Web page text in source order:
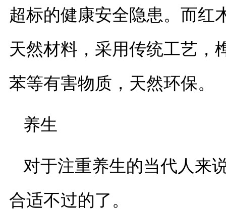
超标的健康安全隐患。而红
天然材料，采用传统工艺，
苯等有害物质，天然环保。
养生
对于注重养生的当代人来
合适不过的了。